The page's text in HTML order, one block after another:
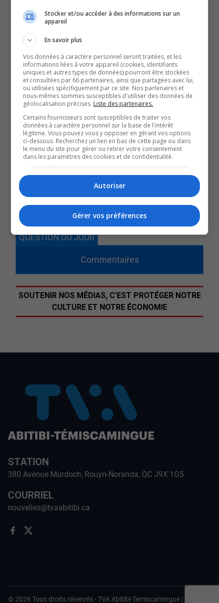
Jean Boulet.
Il a d’abord rencontré des élus de la région, dont le préfet
de la MRC de la Vallée-de-l’Or, Martin Ferron.
Il s’est ensuite rendu à la Chambre de commerce et
d’industrie de Rouyn-Noranda, pour y rencontrer le
conseil d’administration.
En quelques heures dans la capitale du cuivre, avec les
députés Pierre Dufour et Daniel Bernard, Jean Boulet a
déjà une bonne idée du travail qui l’attend.
Il a été nommé ministre responsable de l’Abitibi-
Témiscamingue jeudi dernier et, quatre jours plus tard, il
était déjà sur le terrain.
Et même si l’Abitibi-Témiscamingue a des défis de
rétention des employés, pas question, du moins pour le
moment, de lui octroyer un statut particulier.
QUESTION DU JOUR
Commentaires
SOUTENIR NOS MÉDIAS, C’EST PROTÉGER NOTRE
CULTURE ET NOTRE ÉCONOMIE
STATION
380 Avenue Murdoch, Rouyn-Noranda, QC J9X 1G5
COURRIEL
nouvelles@tvaabitibi.ca
© 2026 Tous droits révervés -TVA Abitibi-Temiscamingue |
Stocker et/ou accéder à des informations sur un
appareil
En savoir plus
Vos données à caractère personnel seront traitées, et les
informations liées à votre appareil (cookies, identifiants
uniques et autres types de données) pourront être stockées
et consultées par 66 partenaires, ainsi que partagées avec lui,
ou utilisées spécifiquement par ce site. Nos partenaires et
nous-mêmes sommes susceptibles d'utiliser des données de
géolocalisation précises. Liste des partenaires.
Certains fournisseurs sont susceptibles de traiter vos
données à caractère personnel sur la base de l'intérêt
légitime. Vous pouvez vous y opposer en gérant vos options
ci-dessous. Recherchez un lien en bas de cette page ou dans
le menu du site pour gérer ou retirer votre consentement
dans les paramètres des cookies et de confidentialité.
Autoriser
Gérer vos préférences